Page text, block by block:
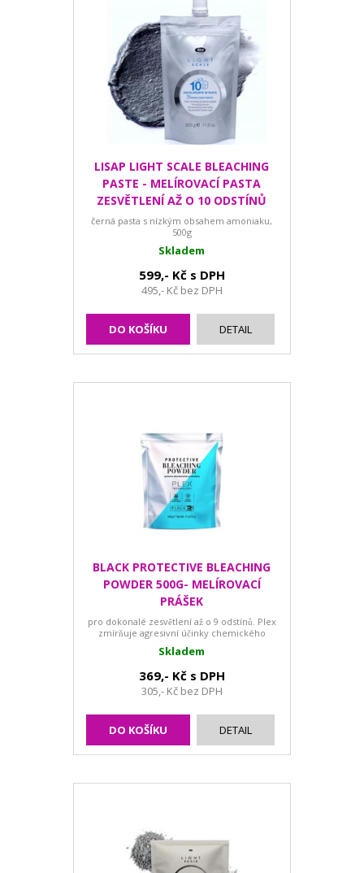
LISAP LIGHT SCALE BLEACHING
PASTE - MELÍROVACÍ PASTA
ZESVĚTLENÍ AŽ O 10 ODSTÍNŮ
černá pasta s nízkým obsahem amoniaku,
500g
Skladem
599,- Kč s DPH
495,- Kč bez DPH
DO KOŠÍKU DETAIL
BLACK PROTECTIVE BLEACHING
POWDER 500G- MELÍROVACÍ
PRÁŠEK
pro dokonalé zesvětlení až o 9 odstínů. Plex
zmírňuje agresivní účinky chemického
procesu...
Skladem
369,- Kč s DPH
305,- Kč bez DPH
DO KOŠÍKU DETAIL